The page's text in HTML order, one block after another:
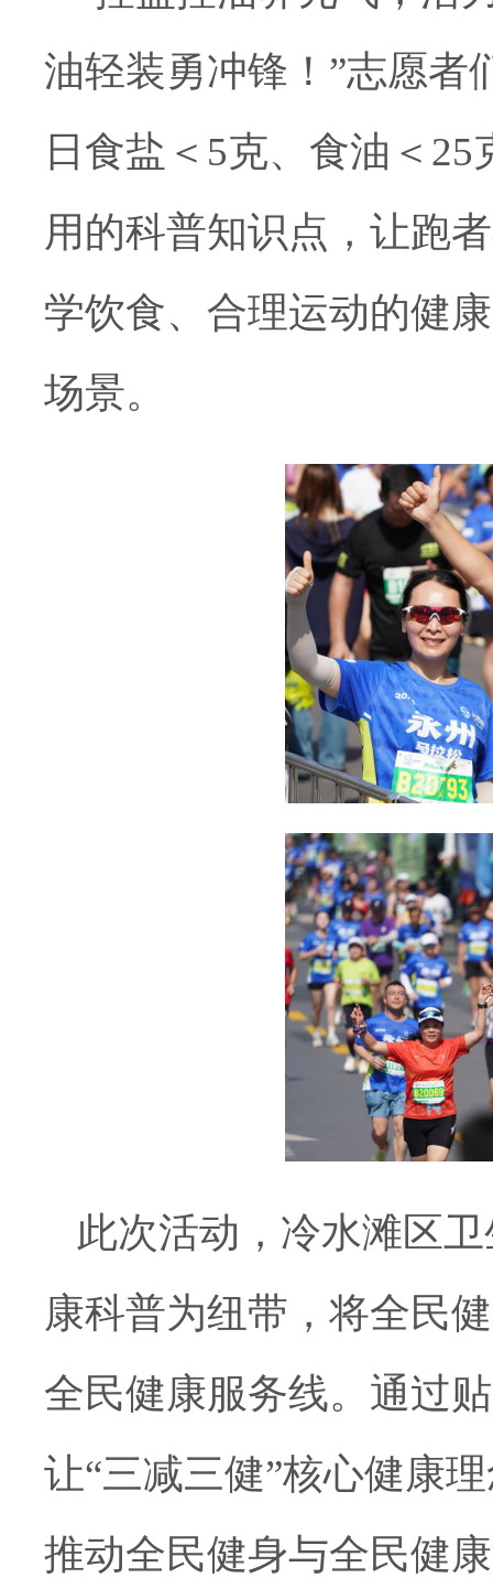
油轻装勇冲锋！”志愿者
日食盐＜5克、食油＜25
用的科普知识点，让跑
学饮食、合理运动的健
场景。
此次活动，冷水滩区
康科普为纽带，将全民
全民健康服务线。通过
让“三减三健”核心健康
推动全民健身与全民健